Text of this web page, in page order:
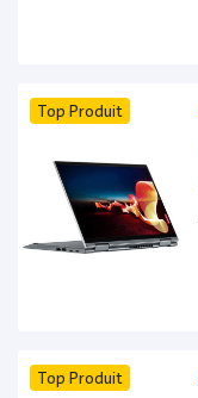
Top Produit
Top Produit